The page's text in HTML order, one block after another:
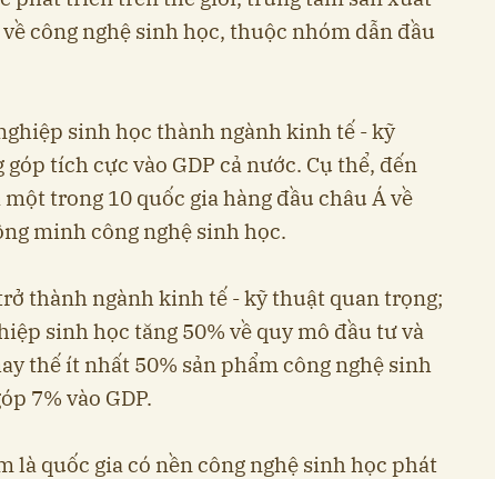
công nghệ sinh học, thuộc nhóm dẫn đầu
sinh học thành ngành kinh tế - kỹ
tích cực vào GDP cả nước. Cụ thể, đến
trong 10 quốc gia hàng đầu châu Á về
minh công nghệ sinh học.
thành ngành kinh tế - kỹ thuật quan trọng;
sinh học tăng 50% về quy mô đầu tư và
thế ít nhất 50% sản phẩm công nghệ sinh
7% vào GDP.
là quốc gia có nền công nghệ sinh học phát